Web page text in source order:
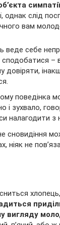
симпатії
однак слід
вам
веде себе
–
довіряти,
поведінка
і зухвало,
налагодити з
сновидіння
ніяк не
вигляду